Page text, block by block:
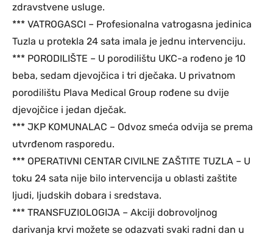
zdravstvene usluge.
*** VATROGASCI – Profesionalna vatrogasna jedinica
Tuzla u protekla 24 sata imala je jednu intervenciju.
*** PORODILIŠTE – U porodilištu UKC-a rođeno je 10
beba, sedam djevojčica i tri dječaka. U privatnom
porodilištu Plava Medical Group rođene su dvije
djevojčice i jedan dječak.
*** JKP KOMUNALAC – Odvoz smeća odvija se prema
utvrđenom rasporedu.
*** OPERATIVNI CENTAR CIVILNE ZAŠTITE TUZLA – U
toku 24 sata nije bilo intervencija u oblasti zaštite
ljudi, ljudskih dobara i sredstava.
*** TRANSFUZIOLOGIJA – Akciji dobrovoljnog
darivanja krvi možete se odazvati svaki radni dan u